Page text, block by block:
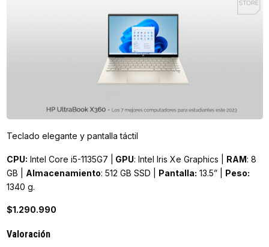
Teclado elegante y pantalla táctil
CPU: Intel Core i5-1135G7 | GPU: Intel Iris Xe Graphics | RAM: 8
GB | Almacenamiento: 512 GB SSD | Pantalla: 13.5” | Peso:
1340 g.
$1.290.990
Valoración